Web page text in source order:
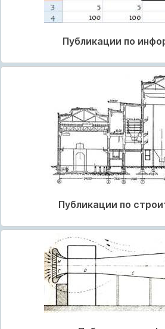
Публикации по
Публикации по